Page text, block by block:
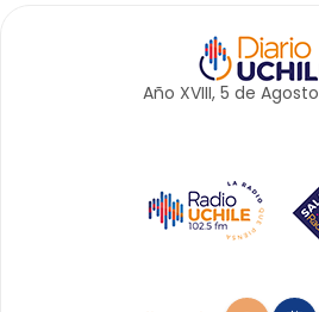
Año XVIII, 5 de Agosto